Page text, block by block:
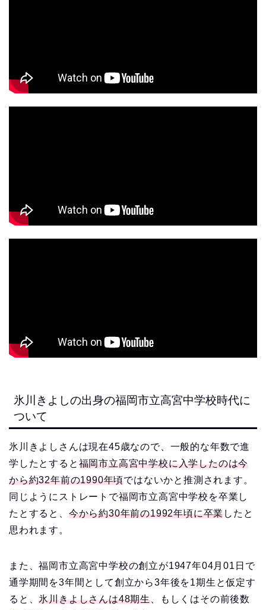
氷川きよしの出身の福岡市立高宮中学校時代に
ついて
氷川きよしさんは現在45歳なので、一般的な年数で進
学したとすると 福岡市立高宮中学校に入学したのは今
から約32年前の1990年頃ではないかと推測されます。
同じようにストレートで福岡市立高宮中学校を卒業し
たとすると、 今から約30年前の1992年頃に卒業したと
思われます。
また、福岡市立高宮中学校の創立が1947年04月01日で
通学期間を3年間として創立から3年後を1期生と仮定す
ると、氷川きよしさんは48期生、もしくはその前後数